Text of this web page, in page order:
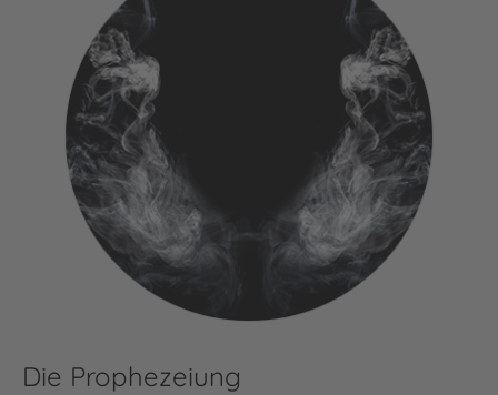
Die Prophezeiung